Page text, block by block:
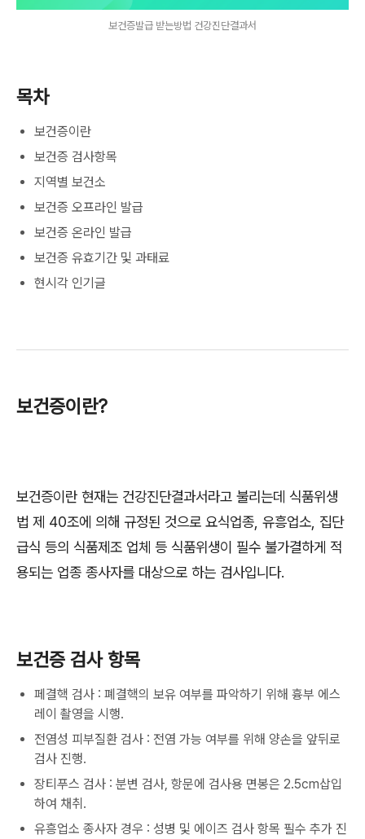
보건증발급 받는방법 건강진단결과서
목차
보건증이란
보건증 검사항목
지역별 보건소
보건증 오프라인 발급
보건증 온라인 발급
보건증 유효기간 및 과태료
현시각 인기글
보건증이란?
보건증이란 현재는 건강진단결과서라고 불리는데 식품위생
법 제 40조에 의해 규정된 것으로 요식업종, 유흥업소, 집단
급식 등의 식품제조 업체 등 식품위생이 필수 불가결하게 적
용되는 업종 종사자를 대상으로 하는 검사입니다.
보건증 검사 항목
페결핵 검사 : 폐결핵의 보유 여부를 파악하기 위해 흉부 에스
레이 촬영을 시행.
전염성 피부질환 검사 : 전염 가능 여부를 위해 양손을 앞뒤로
검사 진행.
장티푸스 검사 : 분변 검사, 항문에 검사용 면봉은 2.5cm삽입
하여 채취.
유흥업소 종사자 경우 : 성병 및 에이즈 검사 항목 필수 추가 진